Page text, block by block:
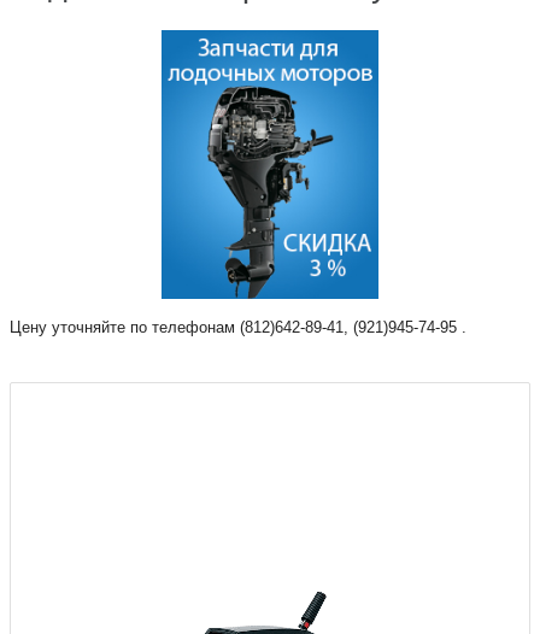
Цену уточняйте по телефонам (812)642-89-41, (921)945-74-95 .